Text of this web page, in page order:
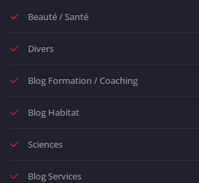
Beauté / Santé
Divers
Blog Formation / Coaching
Blog Habitat
Sciences
Blog Services